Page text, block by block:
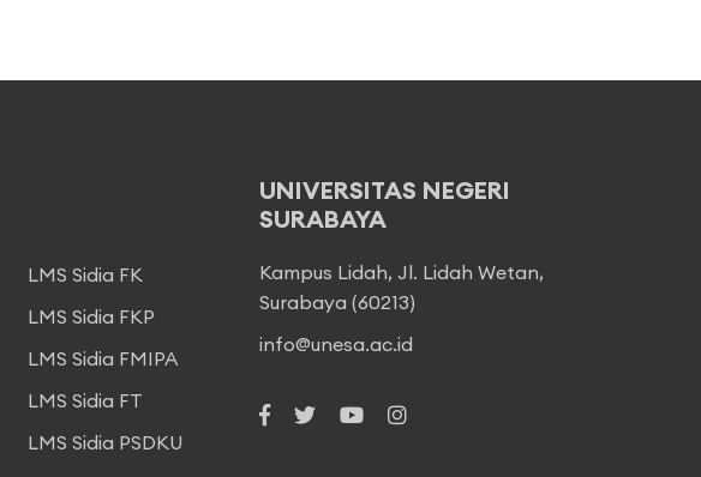
LMS Sidia FK
LMS Sidia FKP
LMS Sidia FMIPA
LMS Sidia FT
LMS Sidia PSDKU
UNIVERSITAS NEGERI
SURABAYA
Kampus Lidah, Jl. Lidah Wetan,
Surabaya (60213)
info@unesa.ac.id